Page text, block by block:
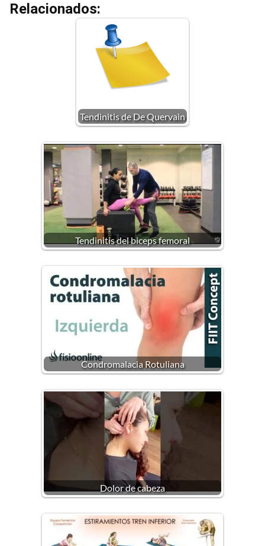
Relacionados:
Tendinitis de De Quervain
Tendinitis del biceps femoral
Condromalacia Rotuliana
Dolor de cabeza